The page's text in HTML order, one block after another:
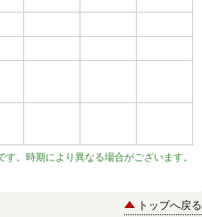
。時期により異なる場合がございます。
トップへ戻る